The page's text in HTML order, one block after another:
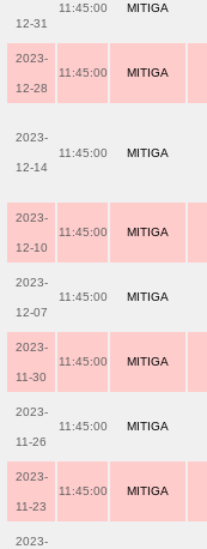
12-31
11:45:00 MITIGA
2023-
12-28
11:45:00 MITIGA
2023-
12-14
11:45:00 MITIGA
2023-
12-10
11:45:00 MITIGA
2023-
12-07
11:45:00 MITIGA
2023-
11-30
11:45:00 MITIGA
2023-
11-26
11:45:00 MITIGA
2023-
11-23
11:45:00 MITIGA
2023-